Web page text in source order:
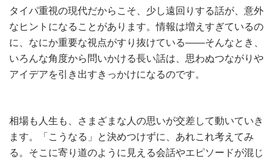
タイパ重視の現代だからこそ、少し遠回りする話が、意外
なヒントになることがあります。情報は増えすぎているの
に、なにか重要な視点がすり抜けている――そんなとき、
いろんな角度から問いかける長い話は、思わぬつながりや
アイデアを引き出すきっかけになるのです。
相場も人生も、さまざまな人の思いが交差して動いていき
ます。「こうなる」と決めつけずに、あれこれ考えてみ
る。そこに寄り道のように見える会話やエピソードが混じ